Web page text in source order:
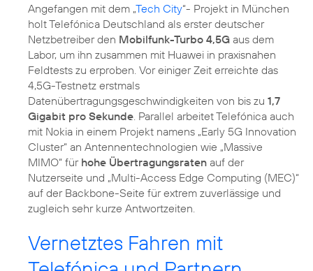
Angefangen mit dem „Tech City“- Projekt in München
holt Telefónica Deutschland als erster deutscher
Netzbetreiber den Mobilfunk-Turbo 4,5G aus dem
Labor, um ihn zusammen mit Huawei in praxisnahen
Feldtests zu erproben. Vor einiger Zeit erreichte das
4,5G-Testnetz erstmals
Datenübertragungsgeschwindigkeiten von bis zu 1,7
Gigabit pro Sekunde . Parallel arbeitet Telefónica auch
mit Nokia in einem Projekt namens „Early 5G Innovation
Cluster“ an Antennentechnologien wie „Massive
MIMO“ für hohe Übertragungsraten auf der
Nutzerseite und „Multi-Access Edge Computing (MEC)“
auf der Backbone-Seite für extrem zuverlässige und
zugleich sehr kurze Antwortzeiten.
Vernetztes Fahren mit